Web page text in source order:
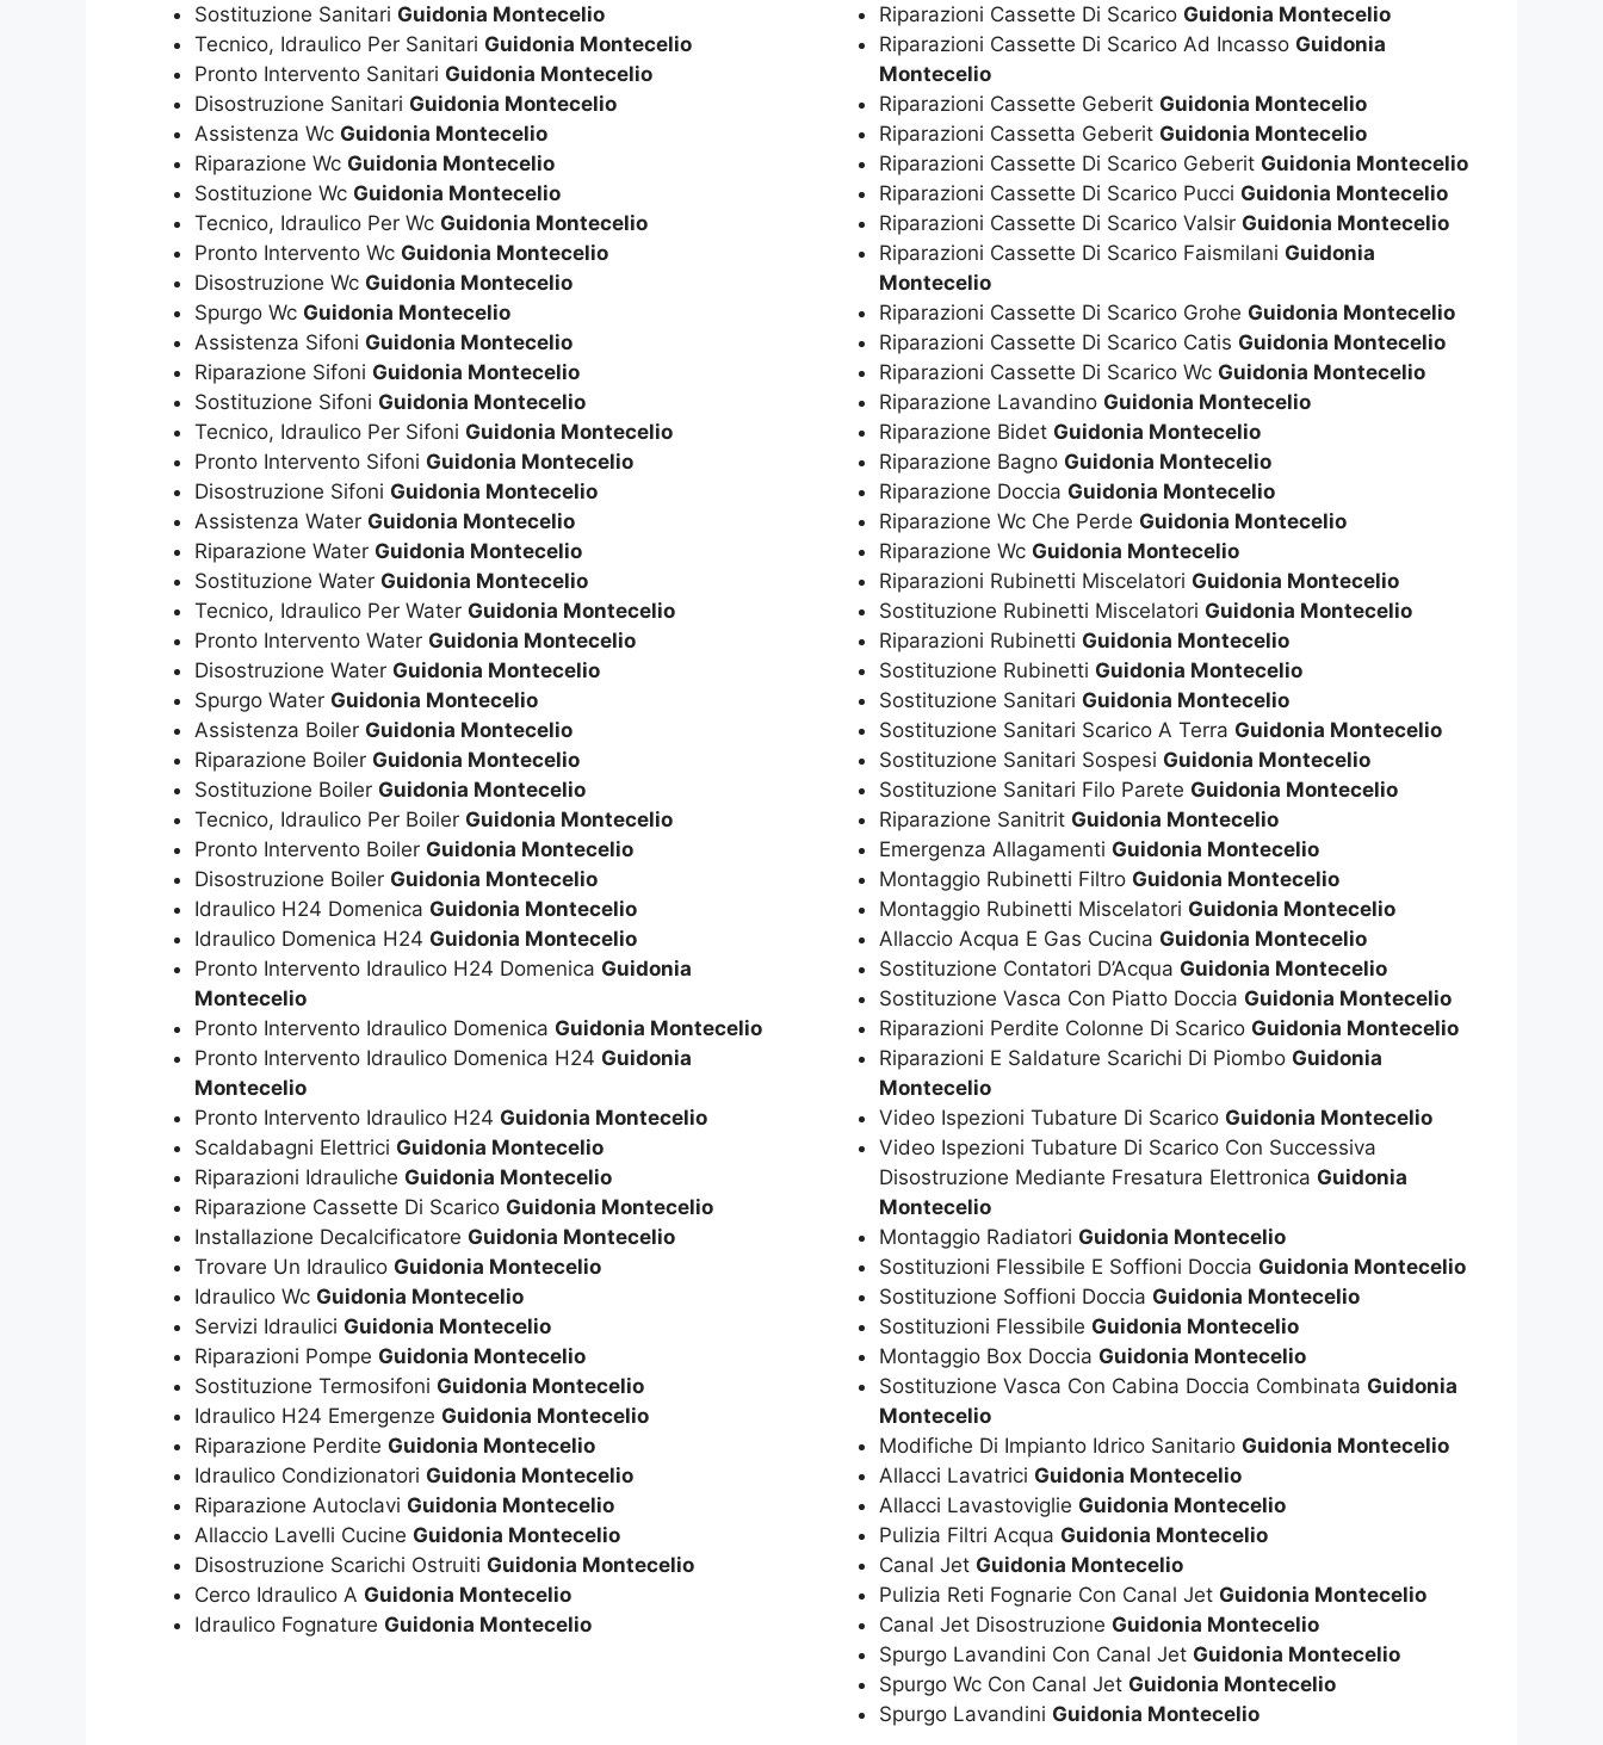
Sostituzione Sanitari Guidonia Montecelio
Tecnico, Idraulico Per Sanitari Guidonia Montecelio
Pronto Intervento Sanitari Guidonia Montecelio
Disostruzione Sanitari Guidonia Montecelio
Assistenza Wc Guidonia Montecelio
Riparazione Wc Guidonia Montecelio
Sostituzione Wc Guidonia Montecelio
Tecnico, Idraulico Per Wc Guidonia Montecelio
Pronto Intervento Wc Guidonia Montecelio
Disostruzione Wc Guidonia Montecelio
Spurgo Wc Guidonia Montecelio
Assistenza Sifoni Guidonia Montecelio
Riparazione Sifoni Guidonia Montecelio
Sostituzione Sifoni Guidonia Montecelio
Tecnico, Idraulico Per Sifoni Guidonia Montecelio
Pronto Intervento Sifoni Guidonia Montecelio
Disostruzione Sifoni Guidonia Montecelio
Assistenza Water Guidonia Montecelio
Riparazione Water Guidonia Montecelio
Sostituzione Water Guidonia Montecelio
Tecnico, Idraulico Per Water Guidonia Montecelio
Pronto Intervento Water Guidonia Montecelio
Disostruzione Water Guidonia Montecelio
Spurgo Water Guidonia Montecelio
Assistenza Boiler Guidonia Montecelio
Riparazione Boiler Guidonia Montecelio
Sostituzione Boiler Guidonia Montecelio
Tecnico, Idraulico Per Boiler Guidonia Montecelio
Pronto Intervento Boiler Guidonia Montecelio
Disostruzione Boiler Guidonia Montecelio
Idraulico H24 Domenica Guidonia Montecelio
Idraulico Domenica H24 Guidonia Montecelio
Pronto Intervento Idraulico H24 Domenica Guidonia
Montecelio
Pronto Intervento Idraulico Domenica Guidonia Montecelio
Pronto Intervento Idraulico Domenica H24 Guidonia
Montecelio
Pronto Intervento Idraulico H24 Guidonia Montecelio
Scaldabagni Elettrici Guidonia Montecelio
Riparazioni Idrauliche Guidonia Montecelio
Riparazione Cassette Di Scarico Guidonia Montecelio
Installazione Decalcificatore Guidonia Montecelio
Trovare Un Idraulico Guidonia Montecelio
Idraulico Wc Guidonia Montecelio
Servizi Idraulici Guidonia Montecelio
Riparazioni Pompe Guidonia Montecelio
Sostituzione Termosifoni Guidonia Montecelio
Idraulico H24 Emergenze Guidonia Montecelio
Riparazione Perdite Guidonia Montecelio
Idraulico Condizionatori Guidonia Montecelio
Riparazione Autoclavi Guidonia Montecelio
Allaccio Lavelli Cucine Guidonia Montecelio
Disostruzione Scarichi Ostruiti Guidonia Montecelio
Cerco Idraulico A Guidonia Montecelio
Idraulico Fognature Guidonia Montecelio
Riparazioni Cassette Di Scarico Guidonia Montecelio
Riparazioni Cassette Di Scarico Ad Incasso Guidonia
Montecelio
Riparazioni Cassette Geberit Guidonia Montecelio
Riparazioni Cassetta Geberit Guidonia Montecelio
Riparazioni Cassette Di Scarico Geberit Guidonia Montecelio
Riparazioni Cassette Di Scarico Pucci Guidonia Montecelio
Riparazioni Cassette Di Scarico Valsir Guidonia Montecelio
Riparazioni Cassette Di Scarico Faismilani Guidonia
Montecelio
Riparazioni Cassette Di Scarico Grohe Guidonia Montecelio
Riparazioni Cassette Di Scarico Catis Guidonia Montecelio
Riparazioni Cassette Di Scarico Wc Guidonia Montecelio
Riparazione Lavandino Guidonia Montecelio
Riparazione Bidet Guidonia Montecelio
Riparazione Bagno Guidonia Montecelio
Riparazione Doccia Guidonia Montecelio
Riparazione Wc Che Perde Guidonia Montecelio
Riparazione Wc Guidonia Montecelio
Riparazioni Rubinetti Miscelatori Guidonia Montecelio
Sostituzione Rubinetti Miscelatori Guidonia Montecelio
Riparazioni Rubinetti Guidonia Montecelio
Sostituzione Rubinetti Guidonia Montecelio
Sostituzione Sanitari Guidonia Montecelio
Sostituzione Sanitari Scarico A Terra Guidonia Montecelio
Sostituzione Sanitari Sospesi Guidonia Montecelio
Sostituzione Sanitari Filo Parete Guidonia Montecelio
Riparazione Sanitrit Guidonia Montecelio
Emergenza Allagamenti Guidonia Montecelio
Montaggio Rubinetti Filtro Guidonia Montecelio
Montaggio Rubinetti Miscelatori Guidonia Montecelio
Allaccio Acqua E Gas Cucina Guidonia Montecelio
Sostituzione Contatori D’Acqua Guidonia Montecelio
Sostituzione Vasca Con Piatto Doccia Guidonia Montecelio
Riparazioni Perdite Colonne Di Scarico Guidonia Montecelio
Riparazioni E Saldature Scarichi Di Piombo Guidonia
Montecelio
Video Ispezioni Tubature Di Scarico Guidonia Montecelio
Video Ispezioni Tubature Di Scarico Con Successiva
Disostruzione Mediante Fresatura Elettronica Guidonia
Montecelio
Montaggio Radiatori Guidonia Montecelio
Sostituzioni Flessibile E Soffioni Doccia Guidonia Montecelio
Sostituzione Soffioni Doccia Guidonia Montecelio
Sostituzioni Flessibile Guidonia Montecelio
Montaggio Box Doccia Guidonia Montecelio
Sostituzione Vasca Con Cabina Doccia Combinata Guidonia
Montecelio
Modifiche Di Impianto Idrico Sanitario Guidonia Montecelio
Allacci Lavatrici Guidonia Montecelio
Allacci Lavastoviglie Guidonia Montecelio
Pulizia Filtri Acqua Guidonia Montecelio
Canal Jet Guidonia Montecelio
Pulizia Reti Fognarie Con Canal Jet Guidonia Montecelio
Canal Jet Disostruzione Guidonia Montecelio
Spurgo Lavandini Con Canal Jet Guidonia Montecelio
Spurgo Wc Con Canal Jet Guidonia Montecelio
Spurgo Lavandini Guidonia Montecelio